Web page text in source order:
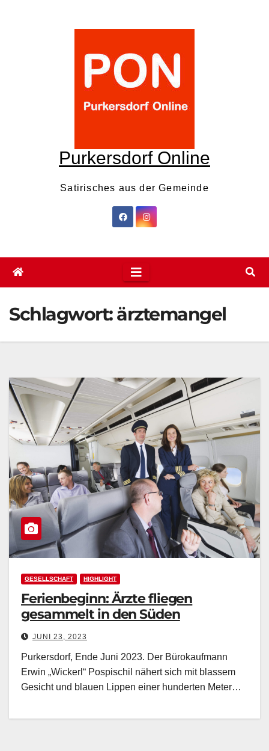
Purkersdorf Online
Satirisches aus der Gemeinde
Schlagwort:ärztemangel
GESELLSCHAFT HIGHLIGHT
Ferienbeginn: Ärzte fliegen
gesammelt in den Süden
JUNI 23, 2023
Purkersdorf, Ende Juni 2023. Der Bürokaufmann
Erwin „Wickerl“ Pospischil nähert sich mit blassem
Gesicht und blauen Lippen einer hunderten Meter…